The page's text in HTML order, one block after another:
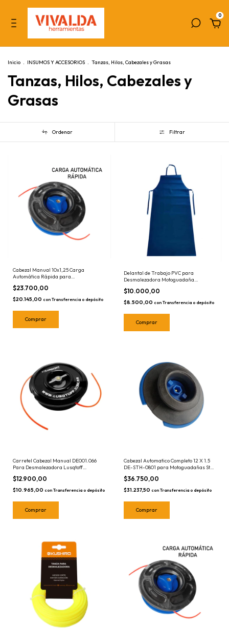
0
Inicio . INSUMOS Y ACCESORIOS . Tanzas, Hilos, Cabezales y Grasas
Tanzas, Hilos, Cabezales y
Grasas
Ordenar Filtrar
Cabezal Manual 10x1,25 Carga
Automática Rápida para
Motoguadañas Echo Oleo Mac y Chinas
- VR-CAB-1200 - Carretel
$23.700,00
$20.145,00 con Transferencia o depósito
Delantal de Trabajo PVC para
Desmalezadora Motoguadaña
Proteccion
$10.000,00
$8.500,00 con Transferencia o depósito
Carretel Cabezal Manual DE001.066
Para Desmalezadora Lusqtoff
Universal Motoguadaña
$12.900,00
$10.965,00 con Transferencia o depósito
Cabezal Automatico Completo 12 X 1.5
DE-STH-0801 para Motoguadañas Sth
FS 160 -180 - 220 - 280 - 300 - 350 - 360
- 400 - 410 - 420 - 450
$36.750,00
$31.237,50 con Transferencia o depósito